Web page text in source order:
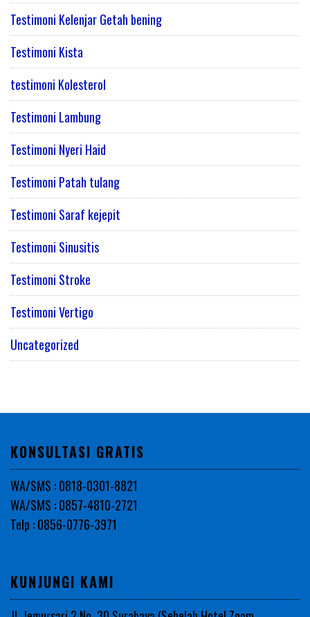
Testimoni Kelenjar Getah bening
Testimoni Kista
testimoni Kolesterol
Testimoni Lambung
Testimoni Nyeri Haid
Testimoni Patah tulang
Testimoni Saraf kejepit
Testimoni Sinusitis
Testimoni Stroke
Testimoni Vertigo
Uncategorized
KONSULTASI GRATIS
WA/SMS : 0818-0301-8821
WA/SMS : 0857-4810-2721
Telp : 0856-0776-3971
KUNJUNGI KAMI